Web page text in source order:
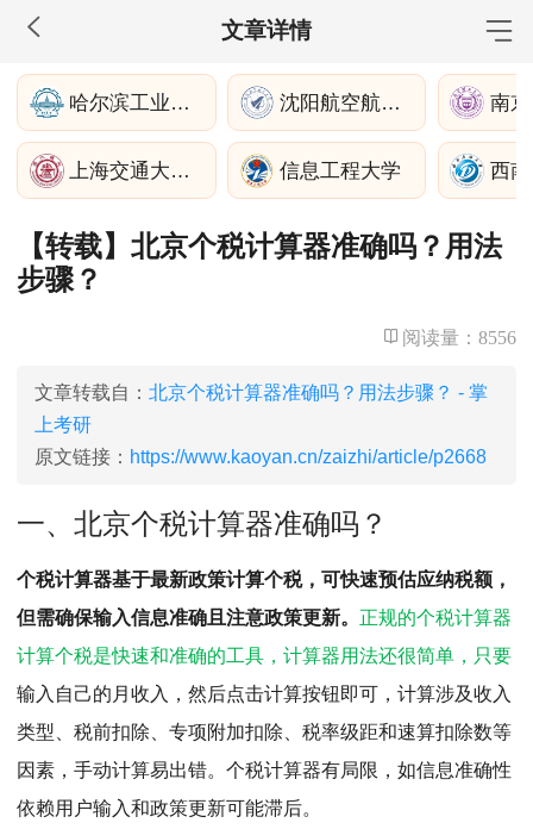
文章详情
MBA工商管理
院校库 考试报名 招生政策 学制学费
报名流程
考试真题
报考经验 招生简章
MEM工程管理
院校库
MPA公共管理
院校库
MPAcc会计专硕
院校库 考试报名 招生政策 学制学费
报名流程
考试真题
报考经验 招生简章
MTA旅游管理
院校库 考试报名 招生政策 学制学费
报名流程
考试真题
报考经验 招生简章
哈尔滨工业大学 沈阳航空航天大学 南
上海交通大学生命科学技术学院 信息工程大学
【转载】北京个税计算器准确吗？用法
步骤？
阅读量： 8556
文章转载自： 北京个税计算器准确吗？用法步骤？ - 掌
上考研
原文链接： https://www.kaoyan.cn/zaizhi/article/p2668
一、北京个税计算器准确吗？
个税计算器基于最新政策计算个税，可快速预估应纳税额，
但需确保输入信息准确且注意政策更新。 正规的个税计算器
计算个税是快速和准确的工具，计算器用法还很简单，只要
输入自己的月收入，然后点击计算按钮即可，计算涉及收入
类型、税前扣除、专项附加扣除、税率级距和速算扣除数等
因素，手动计算易出错。个税计算器有局限，如信息准确性
依赖用户输入和政策更新可能滞后。